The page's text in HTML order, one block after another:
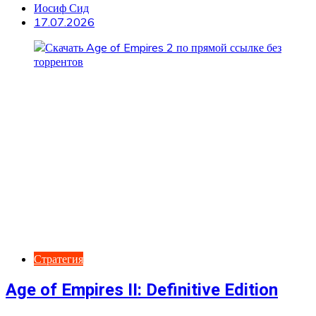
Иосиф Сид
17.07.2026
Стратегия
Age of Empires II: Definitive Edition